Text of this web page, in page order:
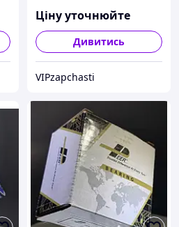
Ціну уточнюйте
Дивитись
VIPzapchasti